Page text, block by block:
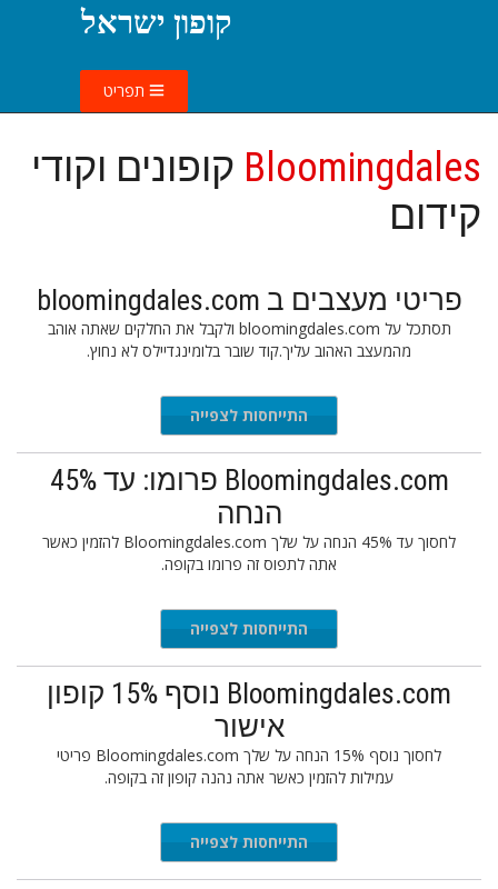
קופון ישראל
תפריט
Bloomingdales קופונים וקודי
קידום
פריטי מעצבים ב bloomingdales.com
תסתכל על bloomingdales.com ולקבל את החלקים שאתה אוהב
מהמעצב האהוב עליך.קוד שובר בלומינגדיילס לא נחוץ.
התייחסות לצפייה
Bloomingdales.com פרומו: עד 45%
הנחה
לחסוך עד 45% הנחה על שלך Bloomingdales.com להזמין כאשר
אתה לתפוס זה פרומו בקופה.
התייחסות לצפייה
Bloomingdales.com נוסף 15% קופון
אישור
לחסוך נוסף 15% הנחה על שלך Bloomingdales.com פריטי
עמילות להזמין כאשר אתה נהנה קופון זה בקופה.
התייחסות לצפייה